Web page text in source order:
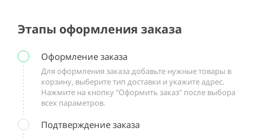
Этапы оформления заказа
Оформление заказа
Для оформления заказа добавьте нужные товары в
корзину, выберите тип доставки и укажите адрес.
Нажмите на кнопку "Оформить заказ" после выбора
всех параметров.
Подтверждение заказа